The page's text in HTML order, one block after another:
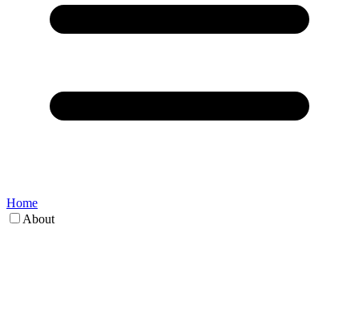
Home
About